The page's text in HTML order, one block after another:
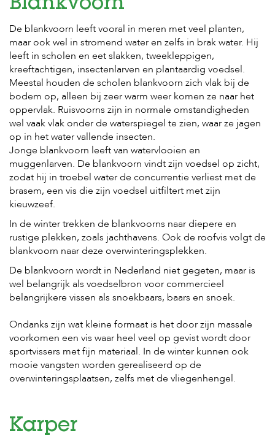
n
V
o
g
e
l
s
V
i
s
s
e
n
B
o
e
r
d
e
r
i
j
B
o
g
W
i
n
s
Blankvoorn
De blankvoorn leeft vooral in meren met veel planten,
maar ook wel in stromend water en zelfs in brak water. Hij
leeft in scholen en eet slakken, tweekleppigen,
kreeftachtigen, insectenlarven en plantaardig voedsel.
Meestal houden de scholen blankvoorn zich vlak bij de
bodem op, alleen bij zeer warm weer komen ze naar het
oppervlak. Ruisvoorns zijn in normale omstandigheden
wel vaak vlak onder de waterspiegel te zien, waar ze jagen
op in het water vallende insecten.
Jonge blankvoorn leeft van watervlooien en
muggenlarven. De blankvoorn vindt zijn voedsel op zicht,
zodat hij in troebel water de concurrentie verliest met de
brasem, een vis die zijn voedsel uitfiltert met zijn
kieuwzeef.
In de winter trekken de blankvoorns naar diepere en
rustige plekken, zoals jachthavens. Ook de roofvis volgt de
blankvoorn naar deze overwinteringsplekken.
De blankvoorn wordt in Nederland niet gegeten, maar is
wel belangrijk als voedselbron voor commercieel
belangrijkere vissen als snoekbaars, baars en snoek.
Ondanks zijn wat kleine formaat is het door zijn massale
voorkomen een vis waar heel veel op gevist wordt door
sportvissers met fijn materiaal. In de winter kunnen ook
mooie vangsten worden gerealiseerd op de
overwinteringsplaatsen, zelfs met de vliegenhengel.
Karper